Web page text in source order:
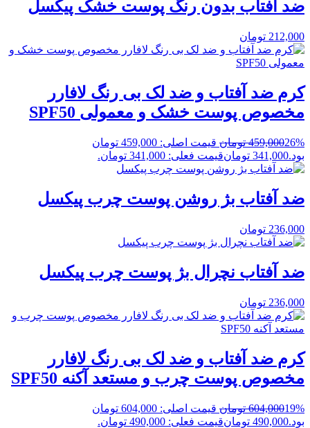
ضد آفتاب بدون رنگ پوست خشک پیکسل
212,000 تومان
کرم ضد آفتاب و ضد لک بی رنگ لافارر
مخصوص پوست خشک و معمولی SPF50
26%
459,000 تومان
قیمت اصلی: 459,000 تومان
بود.341,000 تومانقیمت فعلی: 341,000 تومان.
ضد آفتاب بژ روشن پوست چرب پیکسل
236,000 تومان
ضد آفتاب نچرال بژ پوست چرب پیکسل
236,000 تومان
کرم ضد آفتاب و ضد لک بی رنگ لافارر
مخصوص پوست چرب و مستعد آکنه SPF50
19%
604,000 تومان
قیمت اصلی: 604,000 تومان
بود.490,000 تومانقیمت فعلی: 490,000 تومان.